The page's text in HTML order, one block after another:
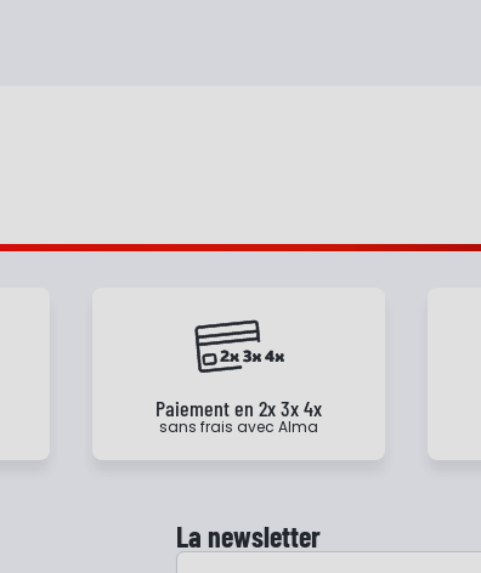
Paiement en 2x 3x 4x
sans frais avec Alma
La newsletter
Adresse e-mail